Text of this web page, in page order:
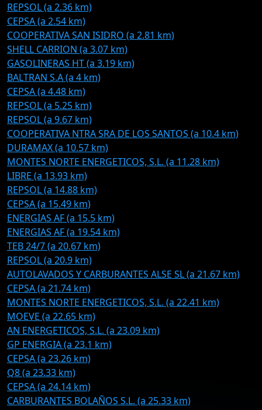
REPSOL (a 2.36 km)
CEPSA (a 2.54 km)
COOPERATIVA SAN ISIDRO (a 2.81 km)
SHELL CARRION (a 3.07 km)
GASOLINERAS HT (a 3.19 km)
BALTRAN S.A (a 4 km)
CEPSA (a 4.48 km)
REPSOL (a 5.25 km)
REPSOL (a 9.67 km)
COOPERATIVA NTRA SRA DE LOS SANTOS (a 10.4 km)
DURAMAX (a 10.57 km)
MONTES NORTE ENERGETICOS, S.L. (a 11.28 km)
LIBRE (a 13.93 km)
REPSOL (a 14.88 km)
CEPSA (a 15.49 km)
ENERGIAS AF (a 15.5 km)
ENERGIAS AF (a 19.54 km)
TEB 24/7 (a 20.67 km)
REPSOL (a 20.9 km)
AUTOLAVADOS Y CARBURANTES ALSE SL (a 21.67 km)
CEPSA (a 21.74 km)
MONTES NORTE ENERGETICOS, S.L. (a 22.41 km)
MOEVE (a 22.65 km)
AN ENERGETICOS, S.L. (a 23.09 km)
GP ENERGIA (a 23.1 km)
CEPSA (a 23.26 km)
Q8 (a 23.33 km)
CEPSA (a 24.14 km)
CARBURANTES BOLAÑOS S.L. (a 25.33 km)